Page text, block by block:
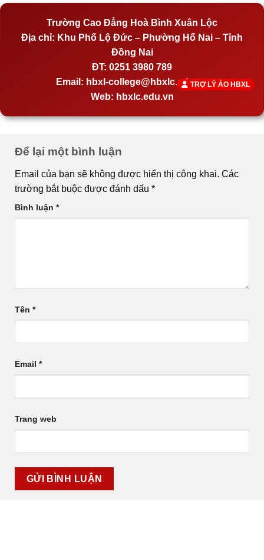
Trường Cao Đẳng Hoà Bình Xuân Lộc
Địa chỉ: Khu Phố Lộ Đức – Phường Hố Nai – Tỉnh
Đồng Nai
ĐT: 0251 3980 789
Email: hbxl-college@hbxlc.edu.vn
Web: hbxlc.edu.vn
Để lại một bình luận
Email của bạn sẽ không được hiển thị công khai. Các
trường bắt buộc được đánh dấu *
Bình luận *
Tên *
Email *
Trang web
TRỢ LÝ ẢO HBXL